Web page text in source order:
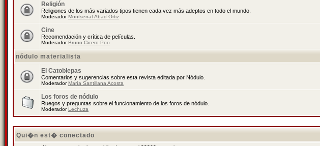
Religión
Religiones de los más variados tipos tienen cada vez más adeptos en todo el mundo.
ModeradorMontserrat Abad Ortiz
Cine
Recomendación y crítica de películas.
ModeradorBruno Cicero Poo
nódulo materialista
El Catoblepas
Comentarios y sugerencias sobre esta revista editada por Nódulo.
ModeradorMaría Santillana Acosta
Los foros de nódulo
Ruegos y preguntas sobre el funcionamiento de los foros de nódulo.
ModeradorLechuza
Qui�n est� conectado